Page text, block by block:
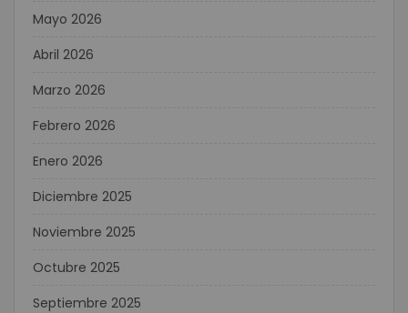
Mayo 2026
Abril 2026
Marzo 2026
Febrero 2026
Enero 2026
Diciembre 2025
Noviembre 2025
Octubre 2025
Septiembre 2025